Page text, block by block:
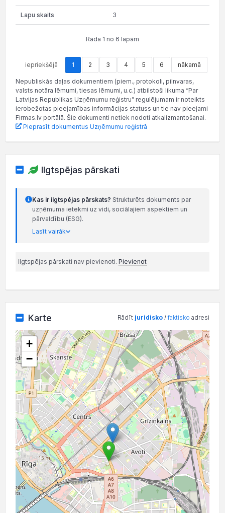
3
Rāda 1 no 6 lapām
iepriekšējā 1 2 3 4 5 6 nākamā
Nepubliskās daļas dokumentiem (piem., protokoli, pilnvaras,
valsts notāra lēmumi, tiesas lēmumi, u.c.) atbilstoši likuma “Par
Latvijas Republikas Uzņēmumu reģistru” regulējumam ir noteikts
ierobežotas pieejamības informācijas statuss un tie nav pieejami
Firmas.lv portālā. Šie dokumenti netiek nodoti atkalizmantošanai.
Pieprasīt dokumentus Uzņēmumu reģistrā
Ilgtspējas pārskati
Kas ir ilgtspējas pārskats? Strukturēts dokuments par
uzņēmuma ietekmi uz vidi, sociālajiem aspektiem un
pārvaldību (ESG).
Lasīt vairāk
Ilgtspējas pārskati nav pievienoti. Pievienot
Karte Rādīt juridisko /faktisko adresi
+
−